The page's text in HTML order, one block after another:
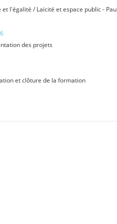
et l'égalité / Laïcité et espace public -
des projets
et clôture de la formation